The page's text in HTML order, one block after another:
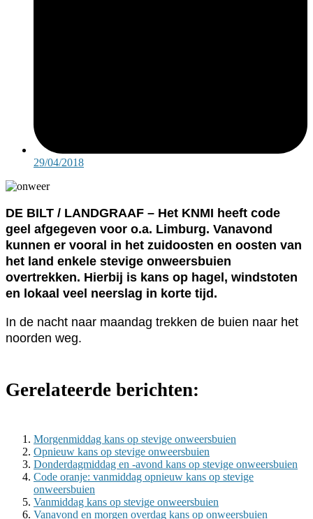
29/04/2018
DE BILT / LANDGRAAF – Het KNMI heeft code
geel afgegeven voor o.a. Limburg. Vanavond
kunnen er vooral in het zuidoosten en oosten van
het land enkele stevige onweersbuien
overtrekken. Hierbij is kans op hagel, windstoten
en lokaal veel neerslag in korte tijd.
In de nacht naar maandag trekken de buien naar het
noorden weg.
Gerelateerde berichten:
Morgenmiddag kans op stevige onweersbuien
Opnieuw kans op stevige onweersbuien
Donderdagmiddag en -avond kans op stevige onweersbuien
Code oranje: vanmiddag opnieuw kans op stevige
onweersbuien
Vanmiddag kans op stevige onweersbuien
Vanavond en morgen overdag kans op onweersbuien